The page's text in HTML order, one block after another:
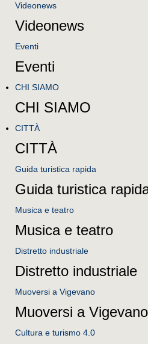
Videonews
Videonews
Eventi
Eventi
CHI SIAMO
CHI SIAMO
CITTÀ
CITTÀ
Guida turistica rapida
Guida turistica
Musica e teatro
Musica e teatro
Distretto industriale
Distretto industriale
Muoversi a Vigevano
Muoversi a Vigevano
Cultura e turismo 4.0